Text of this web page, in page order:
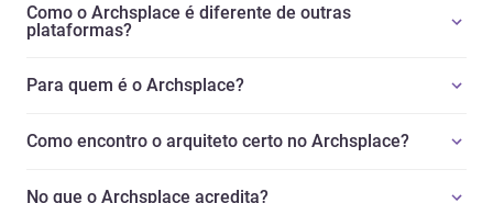
Como o Archsplace é diferente de outras
plataformas?
Para quem é o Archsplace?
Como encontro o arquiteto certo no Archsplace?
No que o Archsplace acredita?